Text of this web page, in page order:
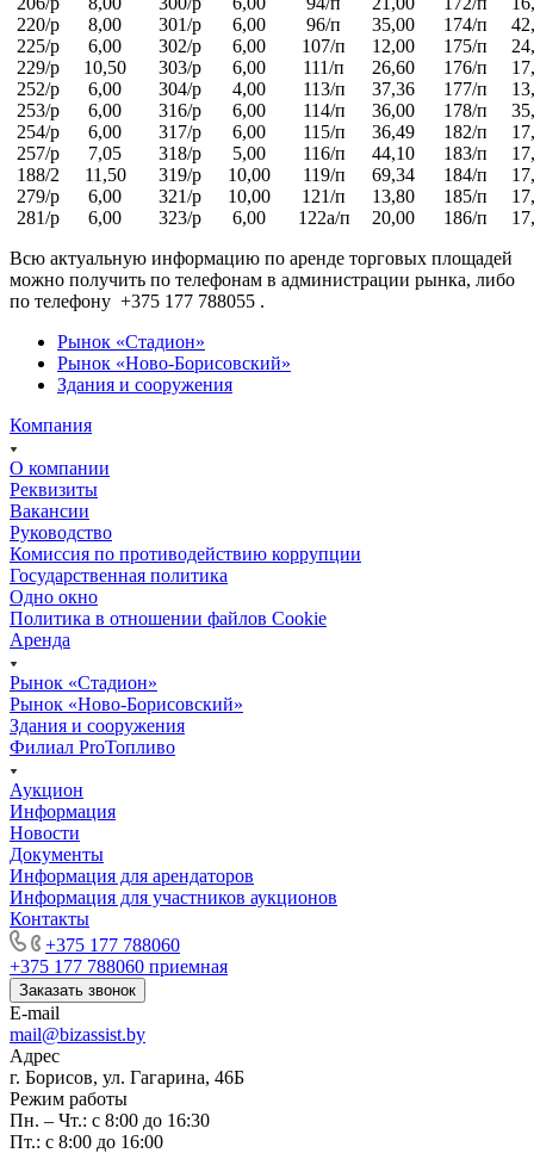
220/р
8,00 301/р 6,00 96/п 35,00 174/п
225/р
6,00 302/р 6,00 107/п 12,00 175/п
229/р
10,50 303/р 6,00 111/п 26,60 176/п
252/р
6,00 304/р 4,00 113/п 37,36 177/п
253/р
6,00 316/р 6,00 114/п 36,00 178/п
254/р
6,00 317/р 6,00 115/п 36,49 182/п
257/р
7,05 318/р 5,00 116/п 44,10 183/п
188/2
11,50 319/р 10,00 119/п 69,34 184/п
279/р
6,00 321/р 10,00 121/п 13,80 185/п
281/р
6,00 323/р 6,00 122а/п 20,00 186/п
Всю актуальную информацию по аренде торговых площадей
можно получить по телефонам в администрации рынка, либо
по телефону +375 177 788055 .
Рынок «Стадион»
Рынок «Ново-Борисовский»
Здания и сооружения
Компания
О компании
Реквизиты
Вакансии
Руководство
Комиссия по противодействию коррупции
Государственная политика
Одно окно
Политика в отношении файлов Cookie
Аренда
Рынок «Стадион»
Рынок «Ново-Борисовский»
Здания и сооружения
Филиал ProТопливо
Аукцион
Информация
Новости
Документы
Информация для арендаторов
Информация для участников аукционов
Контакты
+375 177 788060
+375 177 788060 приемная
Заказать звонок
E-mail
mail@bizassist.by
Адрес
г. Борисов, ул. Гагарина, 46Б
Режим работы
Пн. – Чт.: с 8:00 до 16:30
Пт.: с 8:00 до 16:00